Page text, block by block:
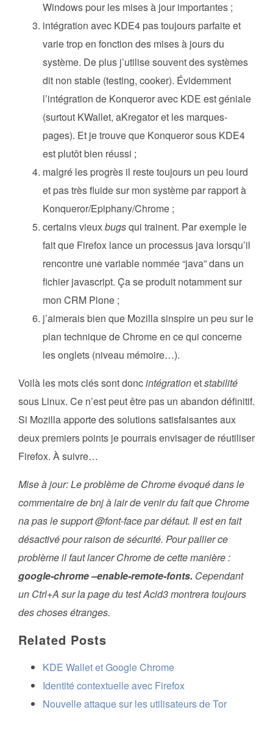
Windows pour les mises à jour importantes ;
intégration avec KDE4 pas toujours parfaite et
varie trop en fonction des mises à jours du
système. De plus j’utilise souvent des systèmes
dit non stable (testing, cooker). Évidemment
l’intégration de Konqueror avec KDE est géniale
(surtout KWallet, aKregator et les marques-
pages). Et je trouve que Konqueror sous KDE4
est plutôt bien réussi ;
malgré les progrès il reste toujours un peu lourd
et pas très fluide sur mon système par rapport à
Konqueror/Epiphany/Chrome ;
certains vieuxbugsqui trainent. Par exemple le
fait que Firefox lance un processus java lorsqu’il
rencontre une variable nommée “java” dans un
fichier javascript. Ça se produit notamment sur
mon CRM Plone ;
j’aimerais bien que Mozilla sinspire un peu sur le
plan technique de Chrome en ce qui concerne
les onglets (niveau mémoire…).
Voilà les mots clés sont doncintégrationetstabilité
sous Linux. Ce n’est peut être pas un abandon définitif.
Si Mozilla apporte des solutions satisfaisantes aux
deux premiers points je pourrais envisager de réutiliser
Firefox. À suivre…
Mise à jour:Le problème de Chrome évoqué dans le
commentaire de bnj à lair de venir du fait que Chrome
na pas le support @font-face par défaut. Il est en fait
désactivé pour raison de sécurité. Pour pallier ce
problème il faut lancer Chrome de cette manière :
google-chrome –enable-remote-fonts. Cependant
un Ctrl+A sur la page du test Acid3 montrera toujours
des choses étranges.
Related Posts
KDE Wallet et Google Chrome
Identité contextuelle avec Firefox
Nouvelle attaque sur les utilisateurs de Tor